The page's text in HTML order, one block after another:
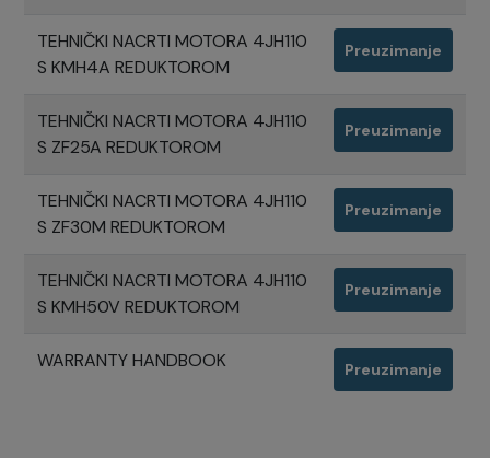
TEHNIČKI NACRTI MOTORA 4JH110
S KMH4A REDUKTOROM
Preuzimanje
TEHNIČKI NACRTI MOTORA 4JH110
S ZF25A REDUKTOROM
Preuzimanje
TEHNIČKI NACRTI MOTORA 4JH110
S ZF30M REDUKTOROM
Preuzimanje
TEHNIČKI NACRTI MOTORA 4JH110
S KMH50V REDUKTOROM
Preuzimanje
WARRANTY HANDBOOK Preuzimanje